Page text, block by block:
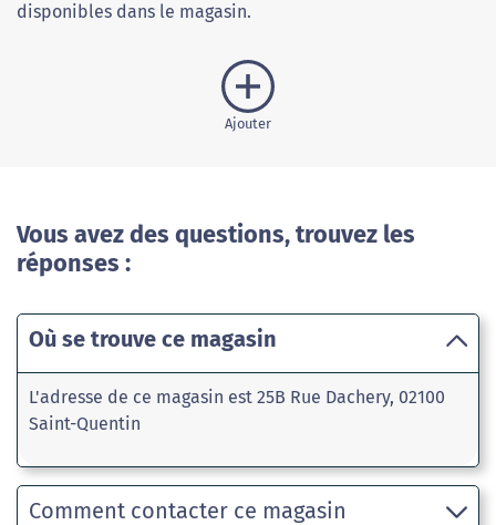
disponibles dans le magasin.
Ajouter
Vous avez des questions, trouvez les
réponses :
Où se trouve ce magasin
L'adresse de ce magasin est 25B Rue Dachery, 02100
Saint-Quentin
Comment contacter ce magasin